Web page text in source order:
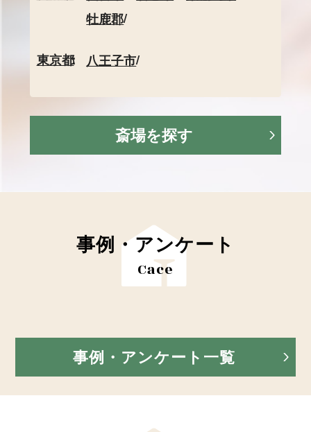
牡鹿郡
東京都 八王子市
斎場を探す
事例・アンケート
Cace
事例・アンケート一覧